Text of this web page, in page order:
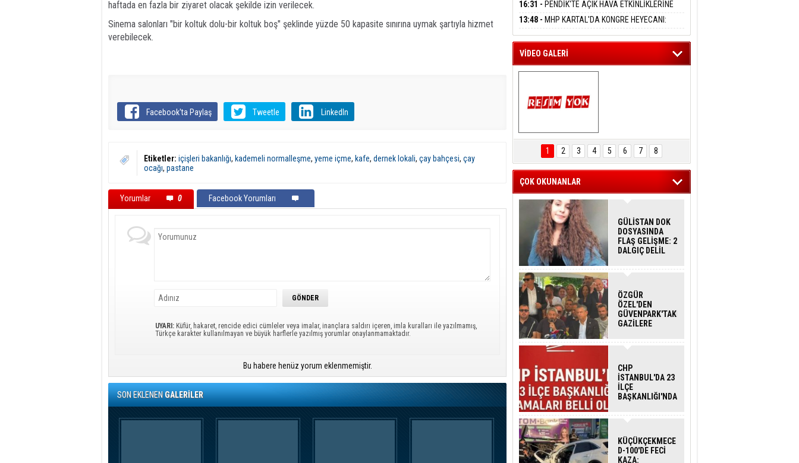
haftada en fazla bir ziyaret olacak şekilde izin verilecek.
Sinema salonları "bir koltuk dolu-bir koltuk boş" şeklinde yüzde 50 kapasite sınırına uymak şartıyla hizmet
verebilecek.
Facebook'ta Paylaş Tweetle LinkedIn
Etiketler: içişleri bakanlığı, kademeli normalleşme, yeme içme, kafe, dernek lokali, çay bahçesi, çay
ocağı, pastane
Yorumlar 0 Facebook Yorumları
UYARI: Küfür, hakaret, rencide edici cümleler veya imalar, inançlara saldırı içeren, imla kuralları ile yazılmamış,
Türkçe karakter kullanılmayan ve büyük harflerle yazılmış yorumlar onaylanmamaktadır.
Bu habere henüz yorum eklenmemiştir.
SON EKLENENGALERİLER
OPERASYONU:MENDERES BELEDİYE BAŞKANI
İLKAY ÇİÇEK DAHİL 13 KİŞİ GÖZALTINDA
16:31 - PENDİK'TE AÇIK HAVA ETKİNLİKLERİNE
YOĞUN İLGİ:10 BİN ÇOCUK KATILIM SAĞLADI
13:48 - MHP KARTAL'DA KONGRE HEYECANI:
ERSİN UZUNKAYA'DAN ANLAMLI DAVET
VİDEO GALERİ
KARTAL ENGELSİZ
YAŞAM FESTİVALİ
KONSERİ
İZLEYİCİLERİ MEST
1 2 3 4 5 6 7 8
ÇOK OKUNANLAR
GÜLİSTAN DOK
DOSYASINDA
FLAŞ GELİŞME: 2
DALGIÇ DELİL
SUÇLAMASIYLA
ÖZGÜR
ÖZEL'DEN
GÜVENPARK'TAKİ
GAZİLERE
ALANA KADAR
CHP
İSTANBUL'DA 23
İLÇE
BAŞKANLIĞI'NDA
GERÇEKLEŞTİ
KÜÇÜKÇEKMECE
D-100'DE FECİ
KAZA: